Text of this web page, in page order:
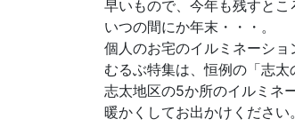
情報セキュリティ基本方針
PLANNING
トータルプロモーション
ブランディング戦略
イベント運営
早いもので、今年も残すとこ
いつの間にか年末・・・。
個人のお宅のイルミネーショ
むるぶ特集は、恒例の「志太
志太地区の5か所のイルミネ
暖かくしてお出かけください。